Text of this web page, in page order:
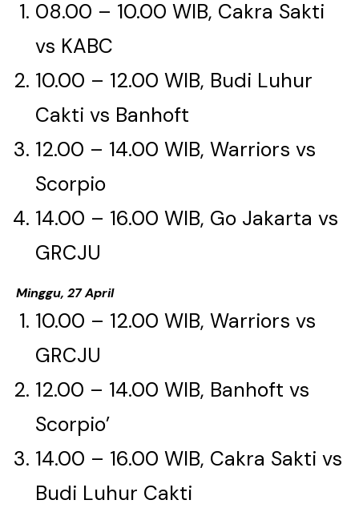
08.00 – 10.00 WIB, Cakra Sakti
vs KABC​​​​​​​
10.00 – 12.00 WIB, Budi Luhur
Cakti vs Banhoft​​​​​​​
12.00 – 14.00 WIB, Warriors vs
Scorpio​​​​​​​
14.00 – 16.00 WIB, Go Jakarta vs
GRCJU​​​​​​​
Minggu, 27 April
10.00 – 12.00 WIB, Warriors vs
GRCJU​​​​​​​
12.00 – 14.00 WIB, Banhoft vs
Scorpio​​​​​​​’
14.00 – 16.00 WIB, Cakra Sakti vs
Budi Luhur Cakti​​​​​​​